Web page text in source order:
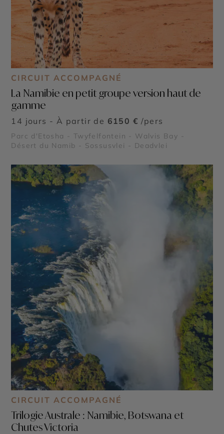
CIRCUIT ACCOMPAGNÉ
La Namibie en petit groupe version haut de
gamme
14 jours - À partir de 6150 € /pers
Parc d'Etosha - Twyfelfontein - Walvis Bay -
Désert du Namib - Sossusvlei - Deadvlei
CIRCUIT ACCOMPAGNÉ
Trilogie Australe : Namibie, Botswana et
Chutes Victoria